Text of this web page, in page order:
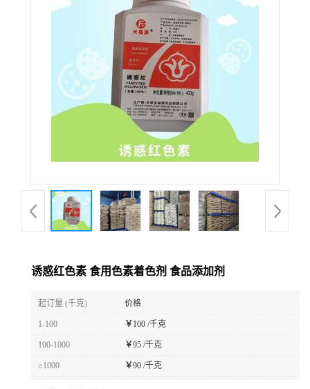
诱惑红色素 食用色素着色剂 食品添加剂
起订量 (千克) 价格
1-100 ￥ 100 /千克
100-1000 ￥95 /千克
≥1000 ￥90 /千克